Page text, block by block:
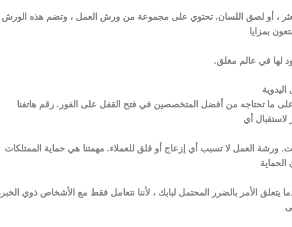
، أو لصق اللسان. تحتوي على مجموعة من ورش العمل ، وتضم هذه الورش
بمزايا
لها في عالم مغلق.
اليدوية
ما تحتاجه من أفضل المتخصصين في فتح القفل على الفور. رقم هاتفنا
لاستقبال أي
ورشة العمل لا تسبب أي إزعاج أو قلق للعملاء. مهمتنا هي حماية الممتلكات
يتعلق الأمر بالضرر المحتمل لبابك ، لأننا نتعامل فقط مع الأشخاص ذوي